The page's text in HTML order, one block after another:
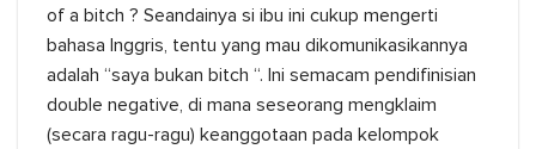
of a bitch ? Seandainya si ibu ini cukup mengerti
bahasa Inggris, tentu yang mau dikomunikasikannya
adalah “saya bukan bitch “. Ini semacam pendifinisian
double negative, di mana seseorang mengklaim
(secara ragu-ragu) keanggotaan pada kelompok